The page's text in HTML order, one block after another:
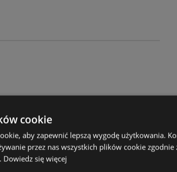
cookie
aby zapewnić lepszą wygodę użytkowania.
przez nas wszystkich plików cookie
Dowiedz się więcej